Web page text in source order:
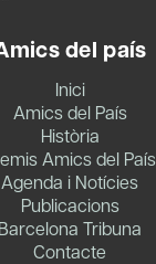
del país
Inici
Amics del País
Història
Amics del País
Agenda i Notícies
Publicacions
Barcelona Tribuna
Contacte